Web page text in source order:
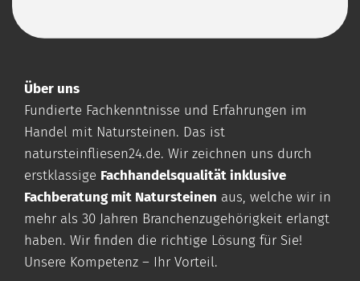
Über uns
Fundierte Fachkenntnisse und Erfahrungen im
Handel mit Natursteinen. Das ist
natursteinfliesen24.de. Wir zeichnen uns durch
erstklassige Fachhandelsqualität inklusive
Fachberatung mit Natursteinen aus, welche wir in
mehr als 30 Jahren Branchenzugehörigkeit erlangt
haben. Wir finden die richtige Lösung für Sie!
Unsere Kompetenz – Ihr Vorteil.